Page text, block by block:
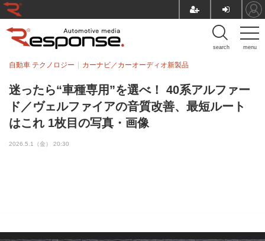
menu
search
迷ったら“車種専用”を選べ！ 40系アルファー
ド／ヴェルファイアの音質改善、最短ルート
はこれ 1枚目の写真・画像
自動車 テクノロジー カーナビ／カーオーディオ新製品
2026.5.1（金） 20:30